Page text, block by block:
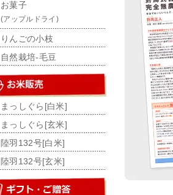
お菓子
(アップルドライ)
りんごの小枝
自然栽培-毛豆
まっしぐら[白米]
まっしぐら[玄米]
陸羽132号[白米]
陸羽132号[玄米]